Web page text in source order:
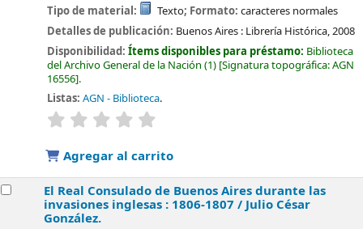
Tipo de material:
Texto; Formato: caracteres normales
Detalles de publicación: Buenos Aires : Librería Histórica,2008
Disponibilidad:Ítems disponibles para préstamo: Biblioteca
del Archivo General de la Nación (1) Signatura topográfica:AGN
16556 .
Listas: AGN - Biblioteca.
valoración
Agregar al carrito
El Real Consulado de Buenos Aires durante las
invasiones inglesas : 1806-1807 / Julio César
González.